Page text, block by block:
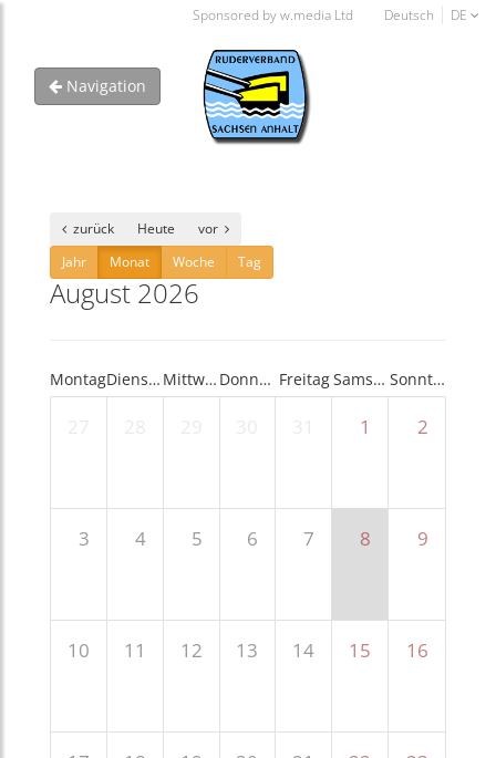
Sponsored by w.media Ltd Deutsch DE
Navigation
zurück Heute
vor
Jahr
Monat Woche Tag
August 2026
Montag Dienstag Mittwoch Donnerstag Freitag Samstag Sonntag
1 2
3 4 5 6 7 8 9
10 11 12 13 14 15 16